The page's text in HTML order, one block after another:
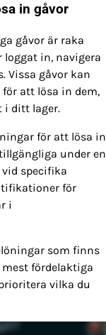
in gåvor
gåvor är raka
loggat in, navigera
Vissa gåvor kan
att lösa in dem,
i ditt lager.
för att lösa in
under en
specifika
för
i
som finns
fördelaktiga
vilka du